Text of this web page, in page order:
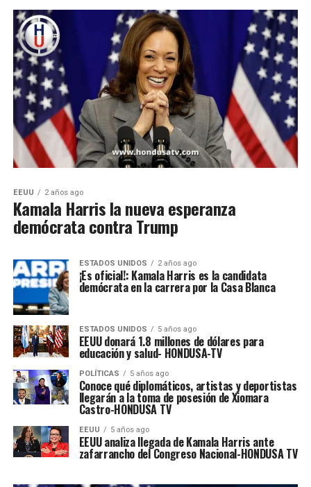
EEUU 2 años ago
Kamala Harris la nueva esperanza
demócrata contra Trump
ESTADOS UNIDOS 2 años ago
¡Es oficial!: Kamala Harris es la candidata
demócrata en la carrera por la Casa Blanca
ESTADOS UNIDOS 5 años ago
EEUU donará 1.8 millones de dólares para
educación y salud- HONDUSA-TV
POLÍTICAS 5 años ago
Conoce qué diplomáticos, artistas y deportistas
llegarán a la toma de posesión de Xiomara
Castro-HONDUSA TV
EEUU 5 años ago
EEUU analiza llegada de Kamala Harris ante
zafarrancho del Congreso Nacional-HONDUSA TV